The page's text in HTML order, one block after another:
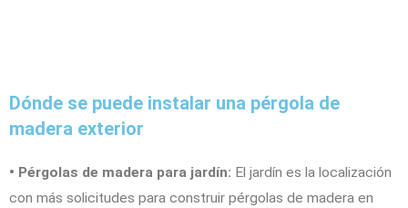
Dónde se puede instalar una pérgola de
madera exterior
• Pérgolas de madera para jardín: El jardín es la localización
con más solicitudes para construir pérgolas de madera en